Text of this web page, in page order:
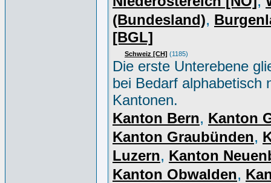
(Bundesland),
[BGL]
Schweiz [CH] (1185)
Die erste Unterebene
bei Bedarf alphabetisch
Kantonen.
Kanton Bern, Kanton
Kanton Graubünden,
Luzern, Kanton
Kanton Obwalden,